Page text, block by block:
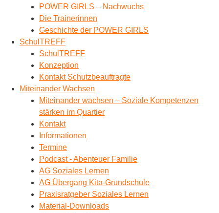
POWER GIRLS – Nachwuchs
Die Trainerinnen
Geschichte der POWER GIRLS
SchulTREFF
SchulTREFF
Konzeption
Kontakt Schutzbeauftragte
Miteinander Wachsen
Miteinander wachsen – Soziale Kompetenzen
stärken im Quartier
Kontakt
Informationen
Termine
Podcast - Abenteuer Familie
AG Soziales Lernen
AG Übergang Kita-Grundschule
Praxisratgeber Soziales Lernen
Material-Downloads